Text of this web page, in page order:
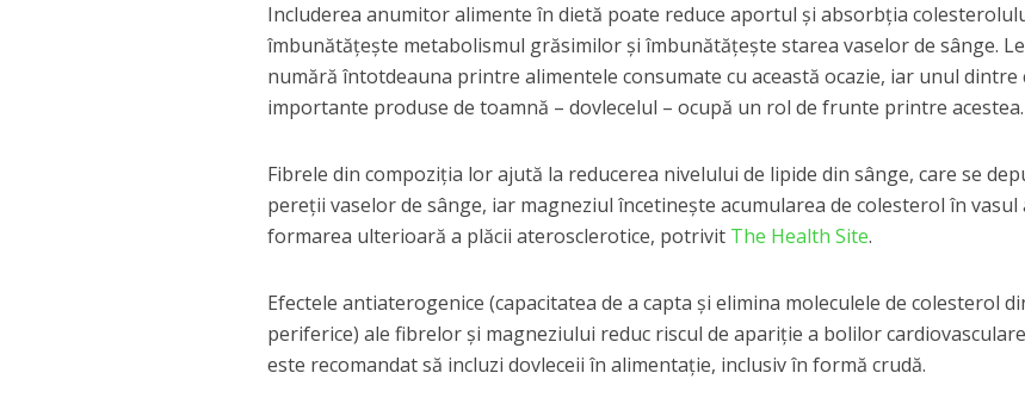
Includerea anumitor alimente în dietă poate reduce aportul și absorbția
îmbunătățește metabolismul grăsimilor și îmbunătățește starea vaselor de sânge.
numără întotdeauna printre alimentele consumate cu această ocazie, iar unul dintre
importante produse de toamnă – dovlecelul – ocupă un rol de frunte printre acestea.
Fibrele din compoziția lor ajută la reducerea nivelului de lipide din sânge, care se
pereții vaselor de sânge, iar magneziul încetinește acumularea de colesterol în vasul
formarea ulterioară a plăcii aterosclerotice, potrivit The Health Site.
Efectele antiaterogenice (capacitatea de a capta și elimina moleculele de colesterol
periferice) ale fibrelor și magneziului reduc riscul de apariție a bolilor
este recomandat să incluzi dovleceii în alimentație, inclusiv în formă crudă.